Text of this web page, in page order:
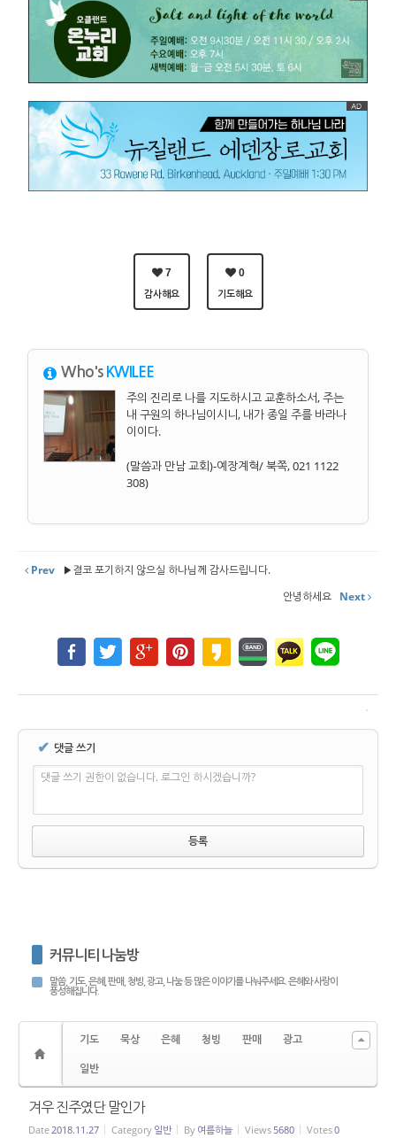
7
감사해요
0
기도해요
Who's KWILEE
주의 진리로 나를 지도하시고 교훈하소서, 주는
내 구원의 하나님이시니, 내가 종일 주를 바라나
이이다.
(말씀과 만남 교회)-예장계혁/ 북쪽, 021 1122
308)
Prev
▶결코 포기하지 않으실 하나님께 감사드립니다.
안녕하세요 Next
✔ 댓글 쓰기
댓글 쓰기 권한이 없습니다. 로그인 하시겠습니까?
커뮤니티 나눔방
말씀, 기도, 은혜, 판매, 청빙, 광고, 나눔 등 많은 이야기를 나눠주세요. 은혜와 사랑이
풍성해집니다.
기도 묵상 은혜 청빙 판매
광고
일반
겨우 진주였단 말인가
Date 2018.11.27 Category 일반 By 여름하늘 Views 5680 Votes0